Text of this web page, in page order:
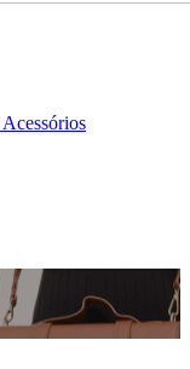
Acessórios